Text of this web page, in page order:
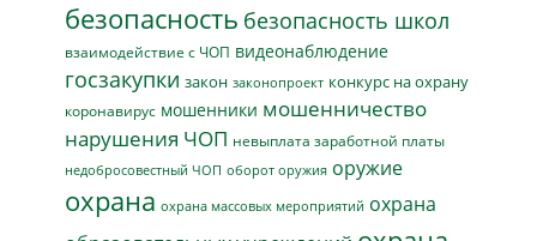
безопасность безопасность школ
взаимодействие с ЧОП видеонаблюдение
госзакупки закон законопроект конкурс на охрану
коронавирус мошенники мошенничество
нарушения ЧОП невыплата заработной платы
недобросовестный ЧОП оборот оружия оружие
охрана охрана массовых мероприятий охрана